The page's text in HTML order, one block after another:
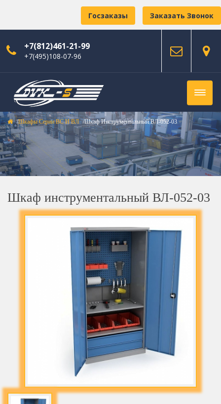
Заказать Звонок
Госзаказы
+7(812)461-21-99
+7(495)108-07-96
Шкафы Серии ВС И ВЛ Шкаф Инструментальный ВЛ-052-03
Шкаф инструментальный ВЛ-052-03